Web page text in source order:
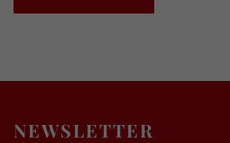
NEWSLETTER